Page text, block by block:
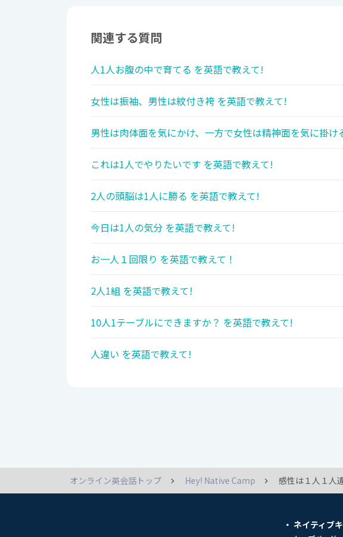
関連する質問
人1人お腹の中で育てる を英語で教えて!
女性は振袖、男性は紋付き袴 を英語で教えて!
男性は肉体面を気にかけ、一方で女性は精神面を気に掛け
これは1人でやりたいです を英語で教えて!
2人の頭脳は1人に勝る を英語で教えて!
今日は1人の気分 を英語で教えて!
お一人１回限り を英語で教えて！
2人1組 を英語で教えて!
10人1テーブルにできますか？ を英語で教えて!
人違い を英語で教えて!
オンライン英会話トップ Hey! Native Camp 感性は１人１人
ネイティブ